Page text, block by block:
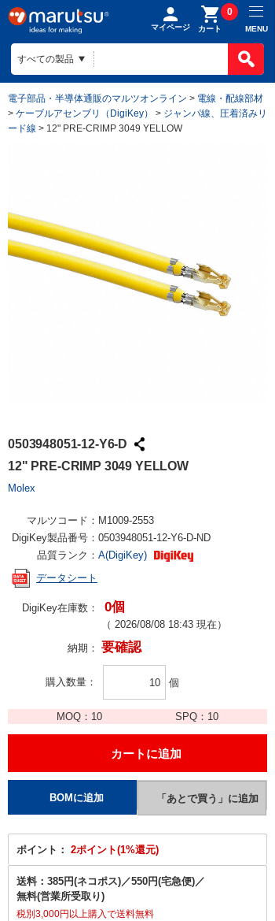
マイページ カート
0
MENU
電子部品・半導体通販のマルツオンライン > 電線・配線部材
> ケーブルアセンブリ（DigiKey） > ジャンパ線、圧着済みリ
ード線 > 12" PRE-CRIMP 3049 YELLOW
0503948051-12-Y6-D
12" PRE-CRIMP 3049 YELLOW
Molex
マルツコード： M1009-2553
DigiKey製品番号： 0503948051-12-Y6-D-ND
品質ランク： A(DigiKey)
データシート
DigiKey在庫数： 0個
（ 2026/08/08 18:43 現在）
納期： 要確認
購入数量 個
MOQ： 10 SPQ： 10
ポイント： 2ポイント(1%還元)
送料： 385円(ネコポス)／550円(宅急便)／
無料(営業所受取り)
税別3,000円以上購入で送料無料